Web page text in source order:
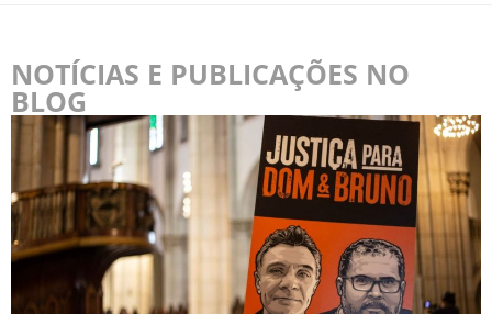
NOTÍCIAS E PUBLICAÇÕES NO
BLOG